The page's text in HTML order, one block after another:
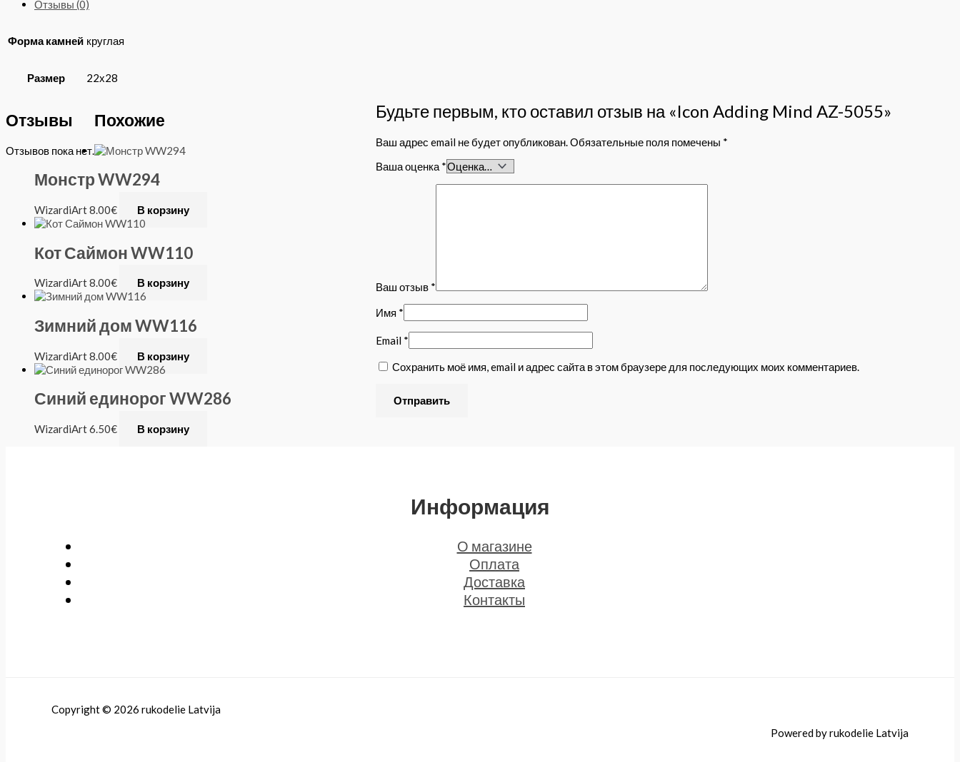
Отзывы (0)
Форма камней круглая
Размер 22х28
Отзывы
Отзывов пока нет.
Будьте первым, кто оставил отзыв на «Icon Adding Mind AZ-5055»
Ваш адрес email не будет опубликован.Обязательные поля помечены *
Ваша оценка *
Ваш отзыв *
Имя *
Email *
Сохранить моё имя, email и адрес сайта в этом браузере для последующих моих комментариев.
Похожие
Монстр WW294
WizardiArt8.00€ В корзину
Кот Саймон WW110
WizardiArt8.00€ В корзину
Зимний дом WW116
WizardiArt8.00€ В корзину
Синий единорог WW286
WizardiArt6.50€ В корзину
Информация
О магазине
Оплата
Доставка
Контакты
Copyright © 2026 rukodelie Latvija
Powered by rukodelie Latvija